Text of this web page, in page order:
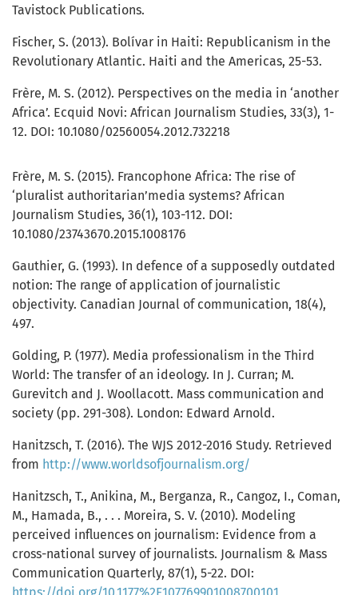
Tavistock Publications.
Fischer, S. (2013). Bolívar in Haiti: Republicanism in the
Revolutionary Atlantic. Haiti and the Americas, 25-53.
Frère, M. S. (2012). Perspectives on the media in ‘another
Africa’. Ecquid Novi: African Journalism Studies, 33(3), 1-
12. DOI: 10.1080/02560054.2012.732218
Frère, M. S. (2015). Francophone Africa: The rise of
‘pluralist authoritarian’media systems? African
Journalism Studies, 36(1), 103-112. DOI:
10.1080/23743670.2015.1008176
Gauthier, G. (1993). In defence of a supposedly outdated
notion: The range of application of journalistic
objectivity. Canadian Journal of communication, 18(4),
497.
Golding, P. (1977). Media professionalism in the Third
World: The transfer of an ideology. In J. Curran; M.
Gurevitch and J. Woollacott. Mass communication and
society (pp. 291-308). London: Edward Arnold.
Hanitzsch, T. (2016). The WJS 2012-2016 Study. Retrieved
from http://www.worldsofjournalism.org/
Hanitzsch, T., Anikina, M., Berganza, R., Cangoz, I., Coman,
M., Hamada, B., . . . Moreira, S. V. (2010). Modeling
perceived influences on journalism: Evidence from a
cross-national survey of journalists. Journalism & Mass
Communication Quarterly, 87(1), 5-22. DOI: